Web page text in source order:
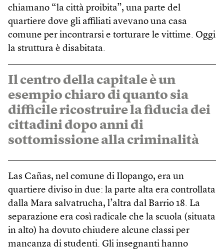
chiamano “la città proibita”, una parte del
quartiere dove gli affiliati avevano una casa
comune per incontrarsi e torturare le vittime. Oggi
la struttura è disabitata.
Il centro della capitale è un
esempio chiaro di quanto sia
difficile ricostruire la fiducia dei
cittadini dopo anni di
sottomissione alla criminalità
Las Cañas, nel comune di Ilopango, era un
quartiere diviso in due: la parte alta era controllata
dalla Mara salvatrucha, l’altra dal Barrio 18. La
separazione era così radicale che la scuola (situata
in alto) ha dovuto chiudere alcune classi per
mancanza di studenti. Gli insegnanti hanno